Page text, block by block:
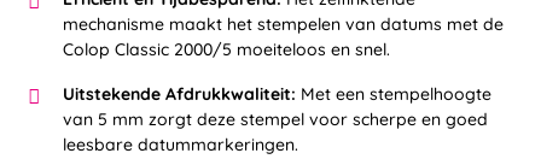
mechanisme maakt het stempelen van datums met de
Colop Classic 2000/5 moeiteloos en snel.
Uitstekende Afdrukkwaliteit: Met een stempelhoogte
van 5 mm zorgt deze stempel voor scherpe en goed
leesbare datummarkeringen.